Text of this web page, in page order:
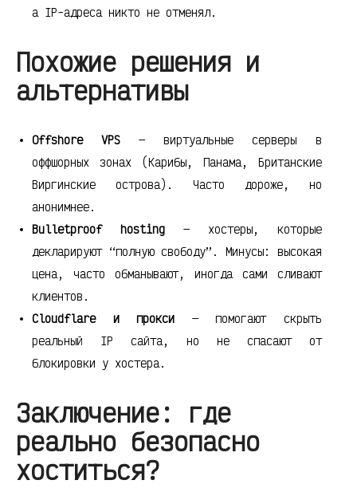
а IP-адреса никто не отменял.
Похожие решения и
альтернативы
Offshore VPS — виртуальные серверы в
оффшорных зонах (Карибы, Панама, Британские
Виргинские острова). Часто дороже, но
анонимнее.
Bulletproof hosting— хостеры, которые
декларируют “полную свободу”. Минусы: высокая
цена, часто обманывают, иногда сами сливают
клиентов.
Cloudflare и прокси — помогают скрыть
реальный IP сайта, но не спасают от
блокировки у хостера.
Заключение: где
реально безопасно
хоститься?